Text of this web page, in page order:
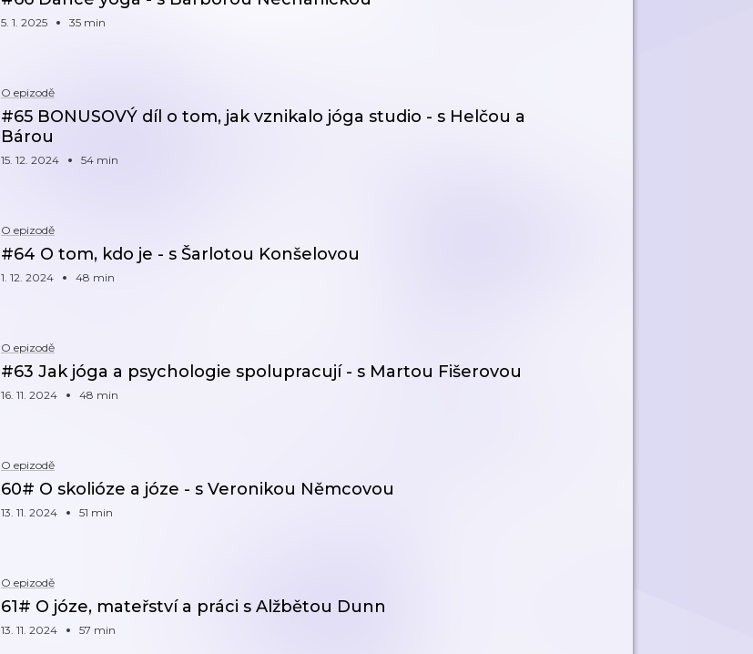
5. 1. 2025 35 min
O epizodě
#65 BONUSOVÝ díl o tom, jak vznikalo jóga studio - s Helčou a
Bárou
15. 12. 2024 54 min
O epizodě
#64 O tom, kdo je - s Šarlotou Konšelovou
1. 12. 2024 48 min
O epizodě
#63 Jak jóga a psychologie spolupracují - s Martou Fišerovou
16. 11. 2024 48 min
O epizodě
60# O skolióze a józe - s Veronikou Němcovou
13. 11. 2024 51 min
O epizodě
61# O józe, mateřství a práci s Alžbětou Dunn
13. 11. 2024 57 min